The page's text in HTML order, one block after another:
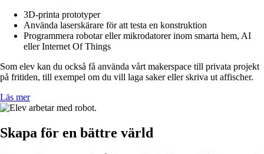
3D-printa prototyper
Använda laserskärare för att testa en konstruktion
Programmera robotar eller mikrodatorer inom smarta hem, AI
eller Internet Of Things
Som elev kan du också få använda vårt makerspace till privata projekt
på fritiden, till exempel om du vill laga saker eller skriva ut affischer.
Läs mer
Skapa för en bättre värld